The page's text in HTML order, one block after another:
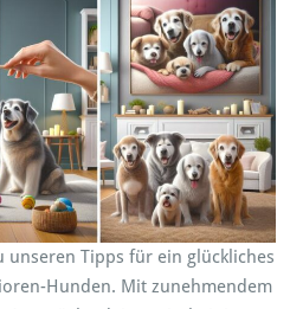
S
e
n
i
o
r
e
n
-
H
u
n
d
unseren Tipps für ein glückliches
Hunden. Mit zunehmendem